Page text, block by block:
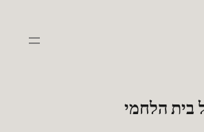
בית הלחמי